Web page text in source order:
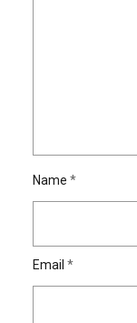
Name *
Email *